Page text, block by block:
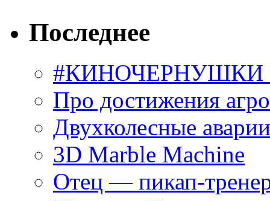
Последнее
#КИНОЧЕРНУШКИ
Про достижения
Двухколесные
3D Marble Machine
Отец — пикап-